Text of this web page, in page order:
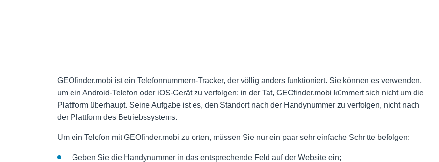
GEOfinder.mobi ist ein Telefonnummern-Tracker, der völlig anders funktioniert. Sie können es verwenden,
um ein Android-Telefon oder iOS-Gerät zu verfolgen; in der Tat, GEOfinder.mobi kümmert sich nicht um die
Plattform überhaupt. Seine Aufgabe ist es, den Standort nach der Handynummer zu verfolgen, nicht nach
der Plattform des Betriebssystems.
Um ein Telefon mit GEOfinder.mobi zu orten, müssen Sie nur ein paar sehr einfache Schritte befolgen:
Geben Sie die Handynummer in das entsprechende Feld auf der Website ein;